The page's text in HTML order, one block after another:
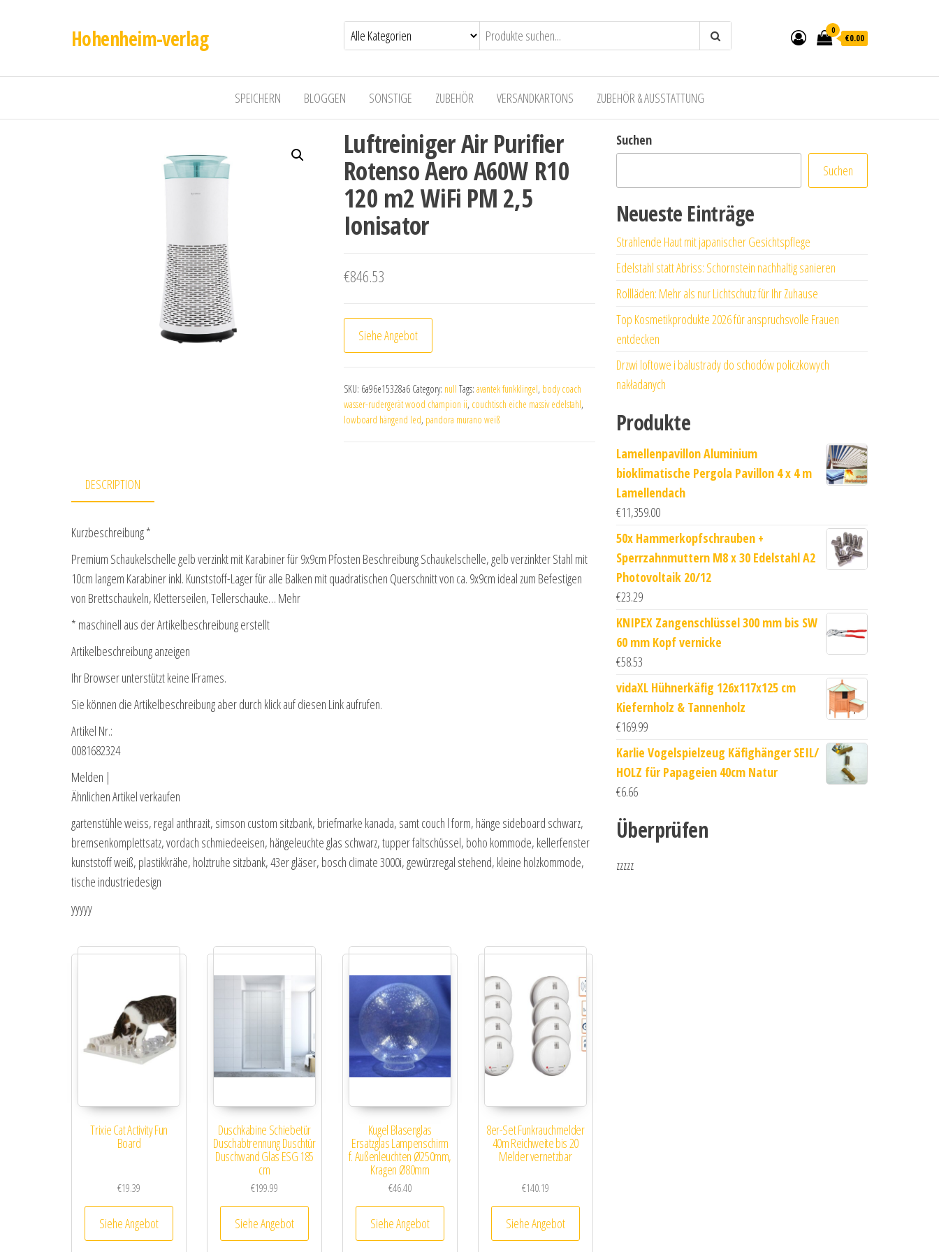
Hohenheim-verlag 0
€0.00
SPEICHERN BLOGGEN SONSTIGE ZUBEHÖR VERSANDKARTONS ZUBEHÖR & AUSSTATTUNG
Luftreiniger Air Purifier
Rotenso Aero A60W R10
120 m2 WiFi PM 2,5
Ionisator
€846.53
Siehe Angebot
SKU: 6a96e15328a6 Category: null Tags: avantek funkklingel, body coach
wasser-rudergerät wood champion ii, couchtisch eiche massiv edelstahl,
lowboard hängend led, pandora murano weiß
DESCRIPTION
Kurzbeschreibung *
Premium Schaukelschelle gelb verzinkt mit Karabiner für 9x9cm Pfosten Beschreibung Schaukelschelle, gelb verzinkter Stahl mit
10cm langem Karabiner inkl. Kunststoff-Lager für alle Balken mit quadratischen Querschnitt von ca. 9x9cm ideal zum Befestigen
von Brettschaukeln, Kletterseilen, Tellerschauke… Mehr
* maschinell aus der Artikelbeschreibung erstellt
Artikelbeschreibung anzeigen
Ihr Browser unterstützt keine IFrames.
Sie können die Artikelbeschreibung aber durch klick auf diesen Link aufrufen.
Artikel Nr.:
0081682324
Melden |
Ähnlichen Artikel verkaufen
gartenstühle weiss, regal anthrazit, simson custom sitzbank, briefmarke kanada, samt couch l form, hänge sideboard schwarz,
bremsenkomplettsatz, vordach schmiedeeisen, hängeleuchte glas schwarz, tupper faltschüssel, boho kommode, kellerfenster
kunststoff weiß, plastikkrähe, holztruhe sitzbank, 43er gläser, bosch climate 3000i, gewürzregal stehend, kleine holzkommode,
tische industriedesign
yyyyy
Trixie Cat Activity Fun
Board
€19.39
Siehe Angebot
Duschkabine Schiebetür
Duschabtrennung Duschtür
Duschwand Glas ESG 185
cm
€199.99
Siehe Angebot
Kugel Blasenglas
Ersatzglas Lampenschirm
f. Außenleuchten Ø250mm,
Kragen Ø80mm
€46.40
Siehe Angebot
8er-Set Funkrauchmelder
40m Reichweite bis 20
Melder vernetzbar
€140.19
Siehe Angebot
Suchen
Suchen
Neueste Einträge
Strahlende Haut mit japanischer Gesichtspflege
Edelstahl statt Abriss: Schornstein nachhaltig sanieren
Rollläden: Mehr als nur Lichtschutz für Ihr Zuhause
Top Kosmetikprodukte 2026 für anspruchsvolle Frauen
entdecken
Drzwi loftowe i balustrady do schodów policzkowych
nakładanych
Produkte
Lamellenpavillon Aluminium
bioklimatische Pergola Pavillon 4 x 4 m
Lamellendach
€11,359.00
50x Hammerkopfschrauben +
Sperrzahnmuttern M8 x 30 Edelstahl A2
Photovoltaik 20/12
€23.29
KNIPEX Zangenschlüssel 300 mm bis SW
60 mm Kopf vernicke
€58.53
vidaXL Hühnerkäfig 126x117x125 cm
Kiefernholz & Tannenholz
€169.99
Karlie Vogelspielzeug Käfighänger SEIL/
HOLZ für Papageien 40cm Natur
€6.66
Überprüfen
zzzzz